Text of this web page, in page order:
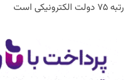
رتبه ۷۵ دولت الکترونیکی است